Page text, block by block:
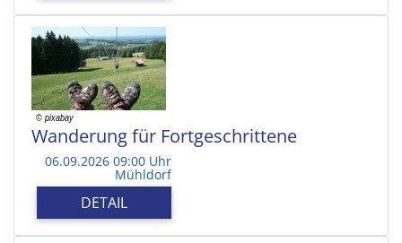
Wanderung für Fortgeschrittene
06.09.2026 09:00 Uhr
Mühldorf
DETAIL